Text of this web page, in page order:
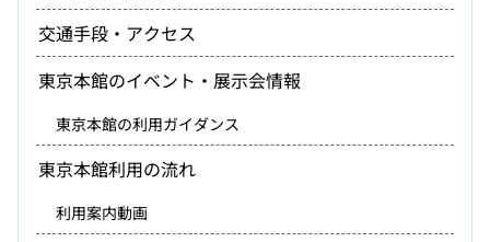
交通手段・アクセス
東京本館のイベント・展示会情報
東京本館の利用ガイダンス
東京本館利用の流れ
利用案内動画